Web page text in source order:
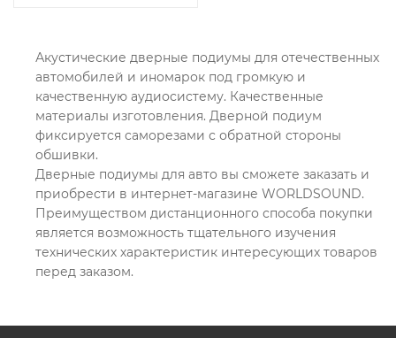
Акустические дверные подиумы для отечественных
автомобилей и иномарок под громкую и
качественную аудиосистему. Качественные
материалы изготовления. Дверной подиум
фиксируется саморезами с обратной стороны
обшивки.
Дверные подиумы для авто вы сможете заказать и
приобрести в интернет-магазине WORLDSOUND.
Преимуществом дистанционного способа покупки
является возможность тщательного изучения
технических характеристик интересующих товаров
перед заказом.